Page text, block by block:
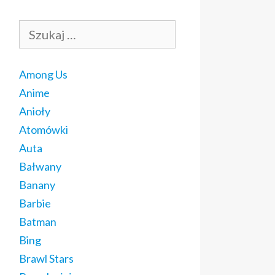
Among Us
Anime
Anioły
Atomówki
Auta
Bałwany
Banany
Barbie
Batman
Bing
Brawl Stars